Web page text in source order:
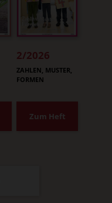
2/2026
:
ZAHLEN, MUSTER,
FORMEN
Zum Heft